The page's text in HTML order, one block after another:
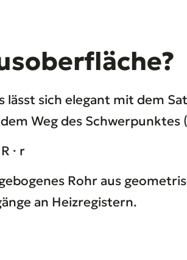
lässt sich elegant mit dem
Weg des Schwerpunktes
· r
Rohr aus
an Heizregistern.